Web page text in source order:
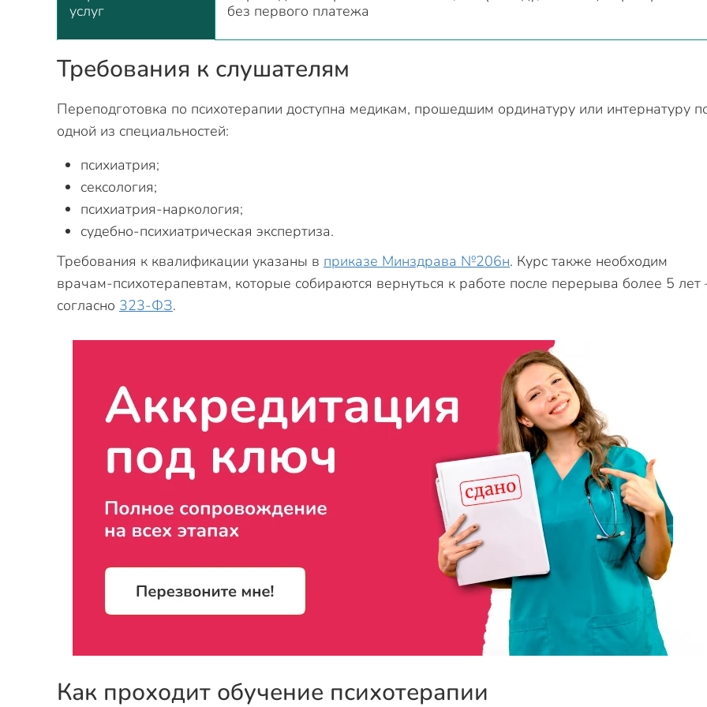
услуг
без первого платежа
Требования к слушателям
Переподготовка по психотерапии доступна медикам, прошедшим ординатуру или интернатуру
одной из специальностей:
психиатрия;
сексология;
психиатрия-наркология;
судебно-психиатрическая экспертиза.
Требования к квалификации указаны в приказе Минздрава №206н. Курс также необходим
врачам-психотерапевтам, которые собираются вернуться к работе после перерыва более 5
согласно 323-ФЗ.
Как проходит обучение психотерапии